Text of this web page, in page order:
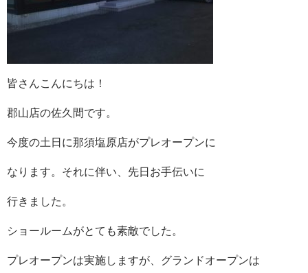
皆さんこんにちは！
郡山店の佐久間です。
今度の土日に那須塩原店がプレオープンに
なります。それに伴い、先日お手伝いに
行きました。
ショールームがとても素敵でした。
プレオープンは実施しますが、グランドオープンは